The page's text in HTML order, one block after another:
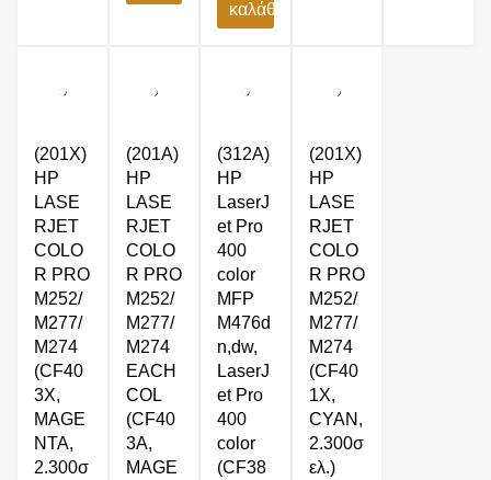
καλάθι
(201X)
HP
LASE
RJET
COLO
R PRO
M252/
M277/
M274
(CF40
3X,
MAGE
NTA,
2.300σ
(201A)
HP
LASE
RJET
COLO
R PRO
M252/
M277/
M274
EACH
COL
(CF40
3A,
MAGE
(312A)
HP
LaserJ
et Pro
400
color
MFP
M476d
n,dw,
LaserJ
et Pro
400
color
(CF38
(201X)
HP
LASE
RJET
COLO
R PRO
M252/
M277/
M274
(CF40
1X,
CYAN,
2.300σ
ελ.)